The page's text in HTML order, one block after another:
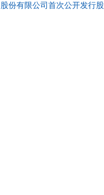
份有限公司首次公开发行